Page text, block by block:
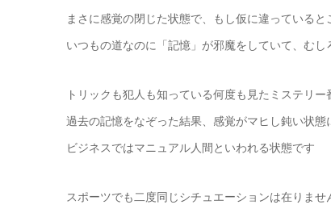
まさに感覚の閉じた状態で、もし仮に違っていると
いつもの道なのに「記憶」が邪魔をしていて、む
トリックも犯人も知っている何度も見たミステリー
過去の記憶をなぞった結果、感覚がマヒし鈍い状態
ビジネスではマニュアル人間といわれる状態です
スポーツでも二度同じシチュエーションは在りませ